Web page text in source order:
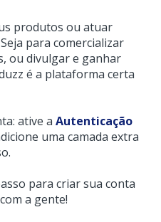
produtos ou atuar
para comercializar
ou divulgar e ganhar
é a plataforma certa
ative a Autenticação
uma camada extra
para criar sua conta
a gente!